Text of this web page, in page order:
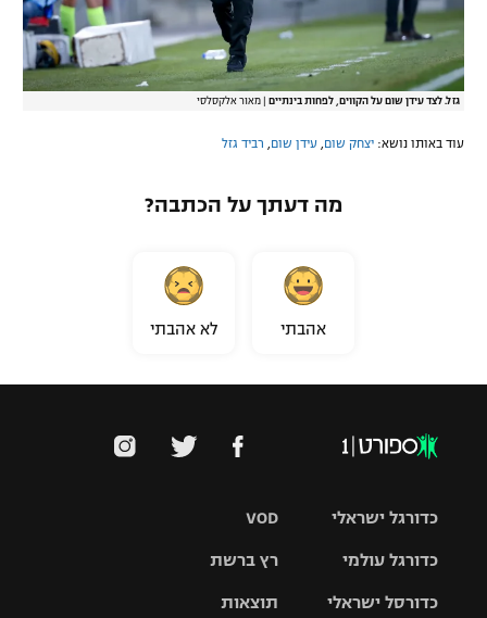
גזל. לצד עידן שום על הקווים, לפחות בינתיים מאור אלקסלסי
עוד באותו נושא: יצחק שום עידן שום רביד גזל
מה דעתך על הכתבה?
אהבתי לא אהבתי
VOD
רץ ברשת
תוצאות
כדורגל ישראלי
כדורגל עולמי
כדורסל ישראלי